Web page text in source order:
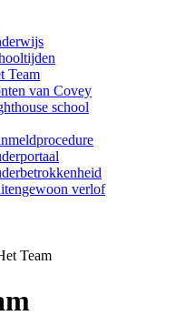
Team
van Covey
school
verlof
Team